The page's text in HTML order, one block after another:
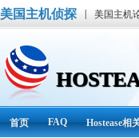
美国主机侦探 美国主机
首页 FAQ Hostease相